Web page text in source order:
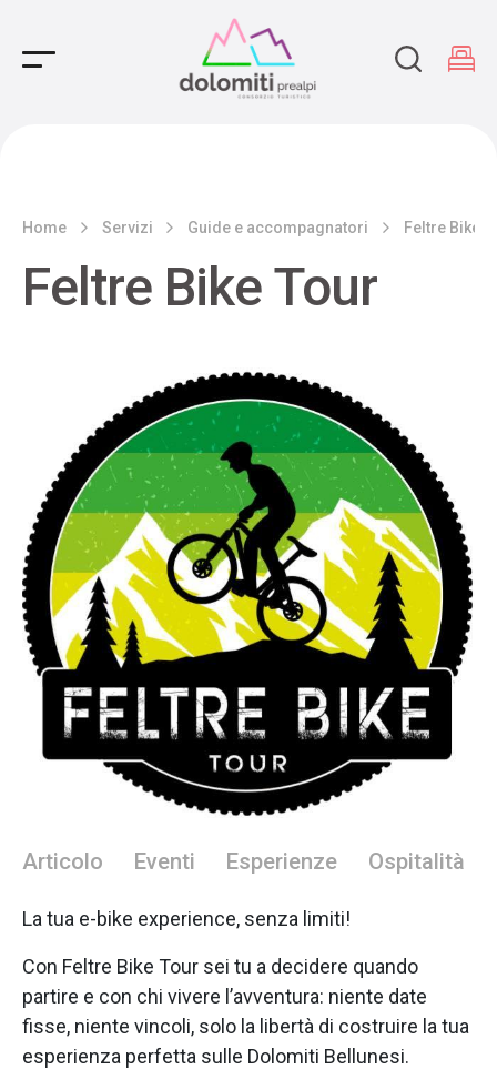
Main Navigation
Home Servizi Guide e accompagnatori Feltre Bike
Feltre Bike Tour
Articolo Eventi Esperienze Ospitalità
La tua e-bike experience, senza limiti!
Con Feltre Bike Tour sei tu a decidere quando
partire e con chi vivere l’avventura: niente date
fisse, niente vincoli, solo la libertà di costruire la tua
esperienza perfetta sulle Dolomiti Bellunesi.